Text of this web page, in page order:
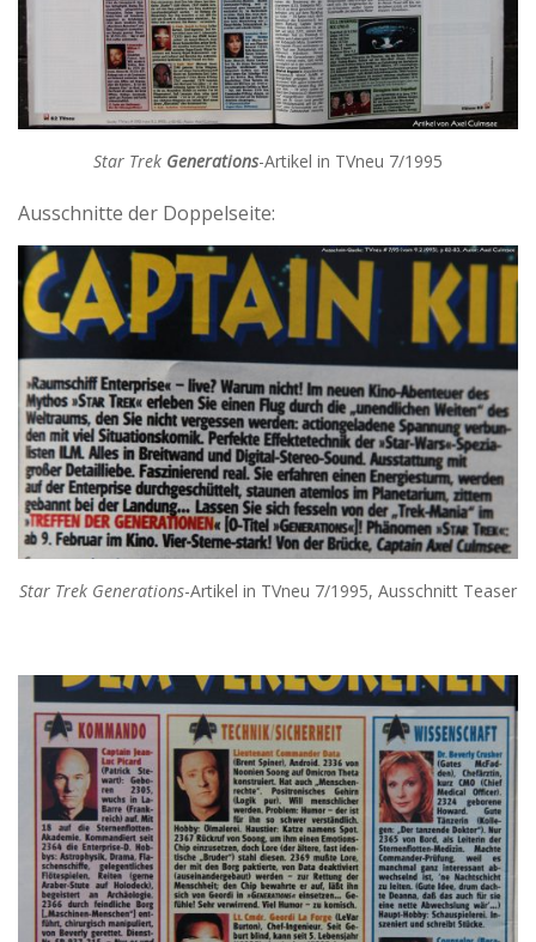
Star Trek Generations-Artikel in TVneu 7/1995
Ausschnitte der Doppelseite:
Star Trek Generations-Artikel in TVneu 7/1995, Ausschnitt Teaser